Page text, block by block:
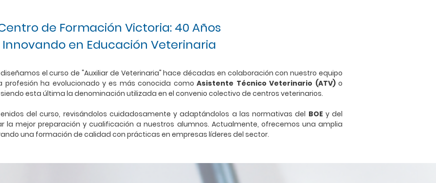
de Formación Victoria: 40 Años
Innovando en Educación Veterinaria
el curso de "Auxiliar de Veterinaria" hace décadas en colaboración con nuestro equipo
profesión ha evolucionado y es más conocida comoAsistente Técnico Veterinario (ATV)o
siendo esta última la denominación utilizada en el convenio colectivo de centros veterinarios.
del curso, revisándolos cuidadosamente y adaptándolos a las normativas del BOE y del
la mejor preparación y cualificación a nuestros alumnos. Actualmente, ofrecemos una amplia
una formación de calidad con prácticas en empresas líderes del sector.